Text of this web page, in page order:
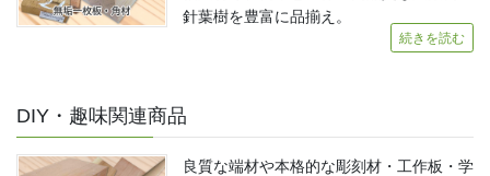
針葉樹を豊富に品揃え。
続きを読む
DIY・趣味関連商品
良質な端材や本格的な彫刻材・工作板・学